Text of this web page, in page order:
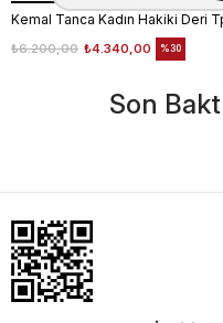
₺4.340,00
₺6.200,00 %30
Son